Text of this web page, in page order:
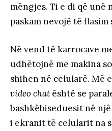
mëngjes. Ti e di që unë
paskam nevojë të flasim
Në vend të karrocave
udhëtojnë me makina
shihen në celularë. Më
video chat është se
bashkëbiseduesit në
i ekranit të celularit na